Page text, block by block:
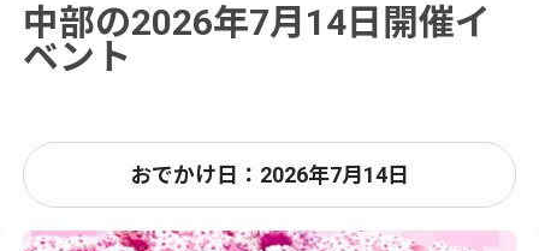
中部の2026年7月14日開催イ
ベント
おでかけ日：2026年7月14日